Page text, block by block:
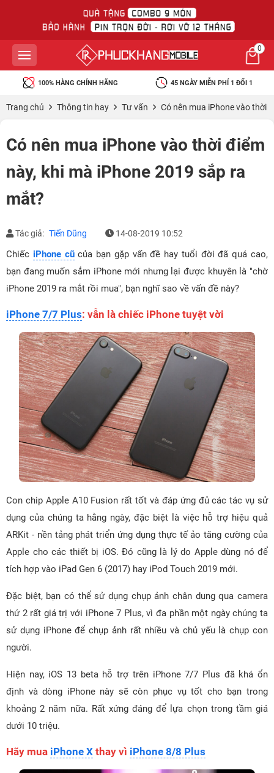
0
100% HÀNG CHÍNH HÃNG 45 NGÀY MIỄN PHÍ 1 ĐỔI 1
Trang chủ Thông tin hay Tư vấn Có nên mua iPhone vào thời
Có nên mua iPhone vào thời điểm
này, khi mà iPhone 2019 sắp ra
mắt?
Tác giả: Tiến Dũng 14-08-2019 10:52
Chiếc iPhone cũcủa bạn gặp vấn đề hay tuổi đời đã quá cao,
bạn đang muốn sắm iPhone mới nhưng lại được khuyên là "chờ
iPhone 2019 ra mắt rồi mua", bạn nghĩ sao về vấn đề này?
iPhone 7/7 Plus: vẫn là chiếc iPhone tuyệt vời
Con chip Apple A10 Fusion rất tốt và đáp ứng đủ các tác vụ sử
dụng của chúng ta hằng ngày, đặc biệt là việc hỗ trợ hiệu quả
ARKit - nền tảng phát triển ứng dụng thực tế ảo tăng cường của
Apple cho các thiết bị iOS. Đó cũng là lý do Apple dùng nó để
tích hợp vào iPad Gen 6 (2017) hay iPod Touch 2019 mới.
Đặc biệt, bạn có thể sử dụng chụp ảnh chân dung qua camera
thứ 2 rất giá trị với iPhone 7 Plus, vì đa phần một ngày chúng ta
sử dụng iPhone để chụp ảnh rất nhiều và chủ yếu là chụp con
người.
Hiện nay, iOS 13 beta hỗ trợ trên iPhone 7/7 Plus đã khá ổn
định và dòng iPhone này sẽ còn phục vụ tốt cho bạn trong
khoảng 2 năm nữa. Rất xứng đáng để lựa chọn trong tầm giá
dưới 10 triệu.
Hãy mua iPhone X thay vì iPhone 8/8 Plus